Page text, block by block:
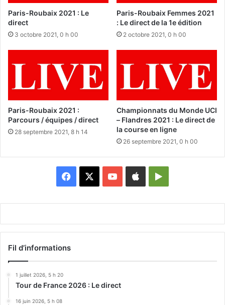
Paris-Roubaix 2021 : Le
direct
3 octobre 2021, 0 h 00
Paris-Roubaix Femmes 2021
: Le direct de la 1e édition
2 octobre 2021, 0 h 00
Paris-Roubaix 2021 :
Parcours / équipes / direct
28 septembre 2021, 8 h 14
Championnats du Monde UCI
– Flandres 2021 : Le direct de
la course en ligne
26 septembre 2021, 0 h 00
Facebook YouTubeAppleGoogle
Fil d’informations
1 juillet 2026, 5 h 20
Tour de France 2026 : Le direct
16 juin 2026, 5 h 08